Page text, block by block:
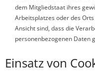
dem Mitgliedstaat ihres
Arbeitsplatzes oder des
Ansicht sind, dass die
personenbezogenen Daten
Einsatz von